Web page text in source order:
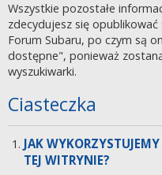
Wszystkie pozostałe
zdecydujesz się
Forum Subaru, po czym są
dostępne", ponieważ
wyszukiwarki.
Ciasteczka
JAK
TEJ WITRYNIE?